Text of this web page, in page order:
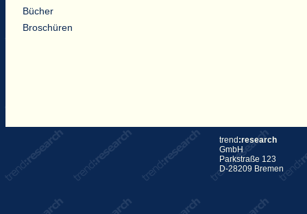
Bücher
Broschüren
trend :research
GmbH
Parkstraße 123
D-28209 Bremen